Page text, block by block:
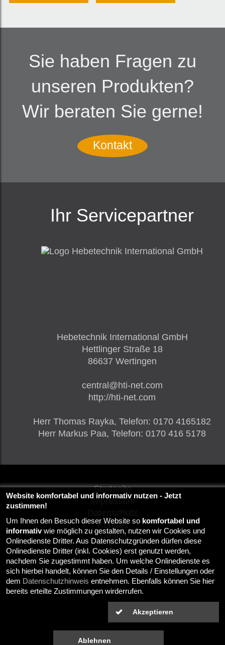
Sie haben Fragen zu
unseren Produkten?
Wir beraten Sie gerne!
Kontakt
Ihr Servicepartner
Hebetechnik International GmbH
Hettlinger Straße 18
86637 Wertingen
central@hti-net.com
http://hti-net.com
Herr Thomas Rayka, Telefon: 0170 4165182
Herr Markus Paa, Telefon: 0170 416 5178
Startseite
Impressum
Kontakt
Anfahrt
Website komfortabel und informativ nutzen - Jetzt
zustimmen!
Um Ihnen den Besuch dieser Website so komfortabel und
informativwie möglich zu gestalten, nutzen wir Cookies und
Onlinedienste Dritter. Aus Datenschutzgründen dürfen diese
Onlinedienste Dritter (inkl. Cookies) erst genutzt werden,
nachdem Sie zugestimmt haben. Um welche Onlinedienste es
sich hierbei handelt, können Sie den Details / Einstellungen oder
dem Datenschutzhinweis entnehmen. Ebenfalls können Sie hier
bereits erteilte Zustimmungen wirderrufen.